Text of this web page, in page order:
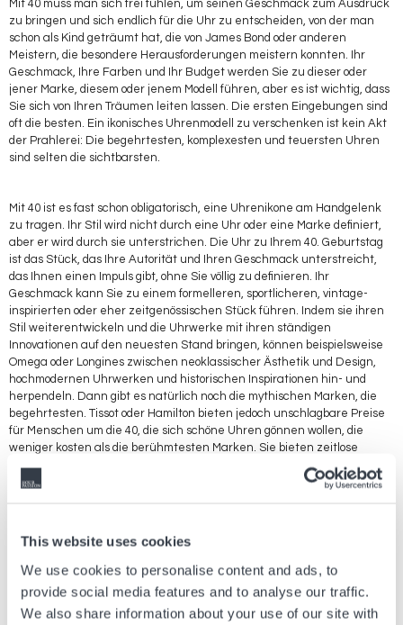
This website uses cookies
We use cookies to personalise content and ads, to
provide social media features and to analyse our traffic.
We also share information about your use of our site with
Mit 40 muss man sich frei fühlen, um seinen Geschmack zum Ausdruck
zu bringen und sich endlich für die Uhr zu entscheiden, von der man
schon als Kind geträumt hat, die von James Bond oder anderen
Meistern, die besondere Herausforderungen meistern konnten. Ihr
Geschmack, Ihre Farben und Ihr Budget werden Sie zu dieser oder
jener Marke, diesem oder jenem Modell führen, aber es ist wichtig, dass
Sie sich von Ihren Träumen leiten lassen. Die ersten Eingebungen sind
oft die besten. Ein ikonisches Uhrenmodell zu verschenken ist kein Akt
der Prahlerei: Die begehrtesten, komplexesten und teuersten Uhren
sind selten die sichtbarsten.
Mit 40 ist es fast schon obligatorisch, eine Uhrenikone am Handgelenk
zu tragen. Ihr Stil wird nicht durch eine Uhr oder eine Marke definiert,
aber er wird durch sie unterstrichen. Die Uhr zu Ihrem 40. Geburtstag
ist das Stück, das Ihre Autorität und Ihren Geschmack unterstreicht,
das Ihnen einen Impuls gibt, ohne Sie völlig zu definieren. Ihr
Geschmack kann Sie zu einem formelleren, sportlicheren, vintage-
inspirierten oder eher zeitgenössischen Stück führen. Indem sie ihren
Stil weiterentwickeln und die Uhrwerke mit ihren ständigen
Innovationen auf den neuesten Stand bringen, können beispielsweise
Omega oder Longines zwischen neoklassischer Ästhetik und Design,
hochmodernen Uhrwerken und historischen Inspirationen hin- und
herpendeln. Dann gibt es natürlich noch die mythischen Marken, die
begehrtesten. Tissot oder Hamilton bieten jedoch unschlagbare Preise
für Menschen um die 40, die sich schöne Uhren gönnen wollen, die
weniger kosten als die berühmtesten Marken. Sie bieten zeitlose
Modelle mit einem außergewöhnlichen Preis-Leistungs-Verhältnis. Sie
haben nichts mit Modellen zu tun, die veraltet sind und an Wert
durchdachtes Design, bewährte Uhrwerke, robust und zuverlässig, das
sind tolle Modelle, die eine Überlegung wert sind! Und hinter ihrem
scheinbar klassischen Erscheinungsbild verbirgt sich oft ein verblüffend
moderner Mechanismus.
Es sind schöne, sorgfältig gefertigte Zeitmesser, kein Kinderspielzeug.